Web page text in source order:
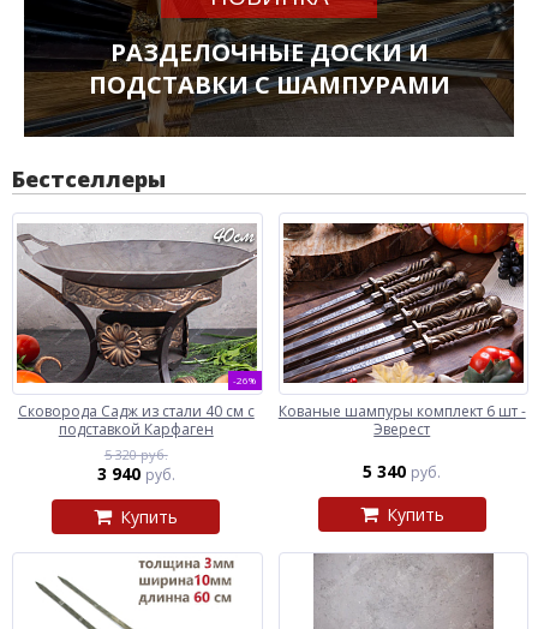
РАЗДЕЛОЧНЫЕ ДОСКИ И
ПОДСТАВКИ С ШАМПУРАМИ
Бестселлеры
-26%
Сковорода Садж из стали 40 см с
подставкой Карфаген
5 320 руб.
3 940 руб.
Купить
Кованые шампуры комплект 6 шт -
Эверест
5 340 руб.
Купить